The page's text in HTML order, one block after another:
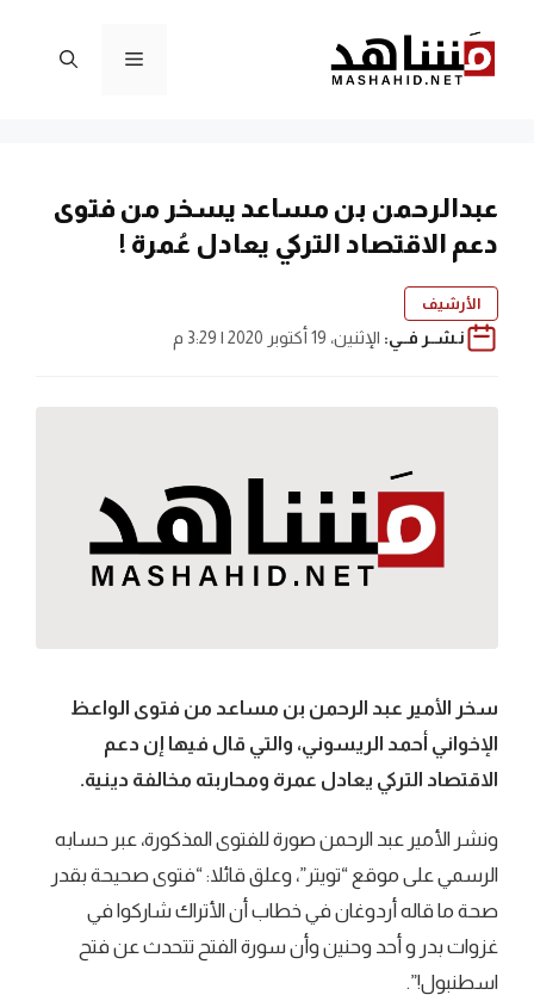
المحتوى
القائمة
عبدالرحمن بن مساعد يسخر من فتوى
دعم الاقتصاد التركي يعادل عُمرة !
الأرشيف
نـشــر فــي: الإثنين، 19 أكتوبر 2020 | 3:29 م
سخر الأمير عبد الرحمن بن مساعد من فتوى الواعظ
الإخواني أحمد الريسوني، والتي قال فيها إن دعم
الاقتصاد التركي يعادل عمرة ومحاربته مخالفة دينية.
ونشر الأمير عبد الرحمن صورة للفتوى المذكورة، عبر حسابه
الرسمي على موقع “تويتر”، وعلق قائلا: “فتوى صحيحة بقدر
صحة ما قاله أردوغان في خطاب أن الأتراك شاركوا في
غزوات بدر و أحد وحنين وأن سورة الفتح تتحدث عن فتح
اسطنبول!”.